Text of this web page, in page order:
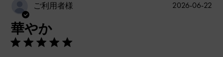
ご利用者様
華やか
公
2026-06-22